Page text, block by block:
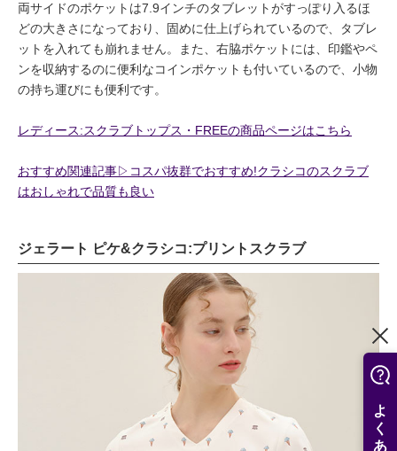
両サイドのポケットは7.9インチのタブレットがすっぽり入るほ
どの大きさになっており、固めに仕上げられているので、タブレ
ットを入れても崩れません。また、右脇ポケットには、印鑑やペ
ンを収納するのに便利なコインポケットも付いているので、小物
の持ち運びにも便利です。
レディース:スクラブトップス・FREEの商品ページはこちら
おすすめ関連記事▷コスパ抜群でおすすめ!クラシコのスクラブ
はおしゃれで品質も良い
ジェラート ピケ&クラシコ:プリントスクラブ